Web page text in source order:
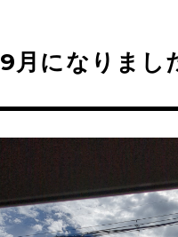
9月になりまし